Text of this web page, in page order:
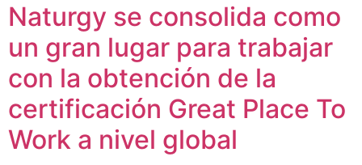
Naturgy se consolida como
un gran lugar para trabajar
con la obtención de la
certificación Great Place To
Work a nivel global